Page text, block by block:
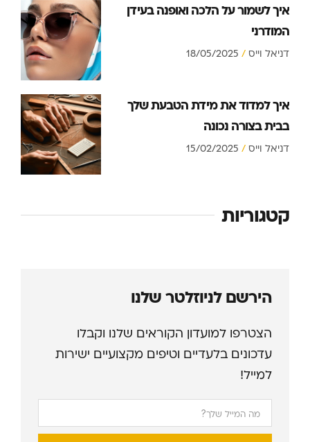
איך לשמור על הלכה ואופנה בעידן
המודרני
דניאל וייס
איך למדוד את מידת הטבעת שלך
בבית בצורה נכונה
דניאל וייס
קטגוריות
הירשם לניוזלטר שלנו
הצטרפו למועדון הקוראים שלנו וקבלו
עדכונים בלעדיים וטיפים מקצועיים ישירות
למייל!